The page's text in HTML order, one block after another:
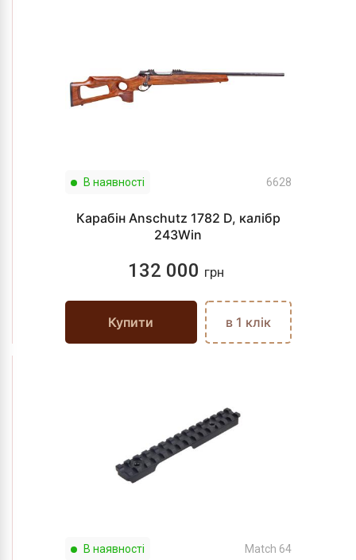
В наявності 6628
Карабін Anschutz 1782 D, калібр
243Win
132 000 грн
Купити в 1 клік
В наявності Match 64